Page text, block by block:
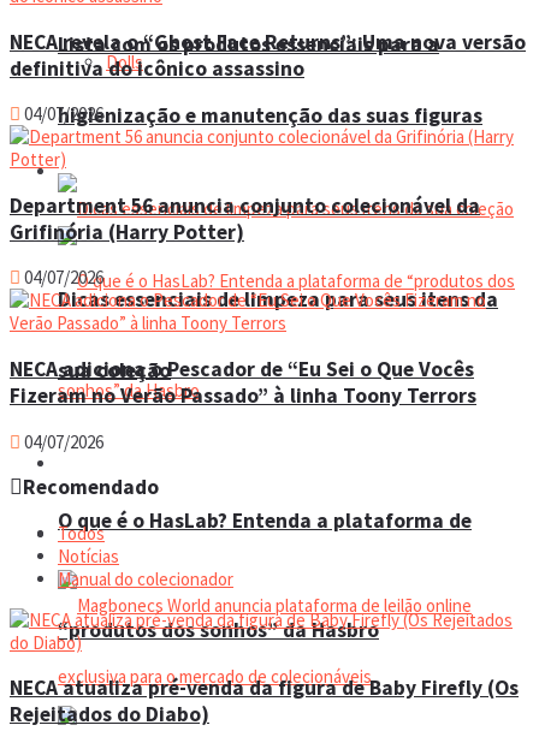
Dolls
Manual do colecionador
O que é o HasLab? Entenda a plataforma de
“produtos dos sonhos” da Hasbro
Lista com os produtos essenciais para a
higienização e manutenção das suas figuras
Dicas essenciais de limpeza para seus itens da
sua coleção
Eventos
NECA revela o “Ghost Face Returns”: Uma nova versão
definitiva do icônico assassino
04/07/2026
Department 56 anuncia conjunto colecionável da
Grifinória (Harry Potter)
04/07/2026
NECA adiciona o Pescador de “Eu Sei o Que Vocês
Fizeram no Verão Passado” à linha Toony Terrors
04/07/2026
Recomendado
Todos
Notícias
Manual do colecionador
NECA atualiza pré-venda da figura de Baby Firefly (Os
Rejeitados do Diabo)